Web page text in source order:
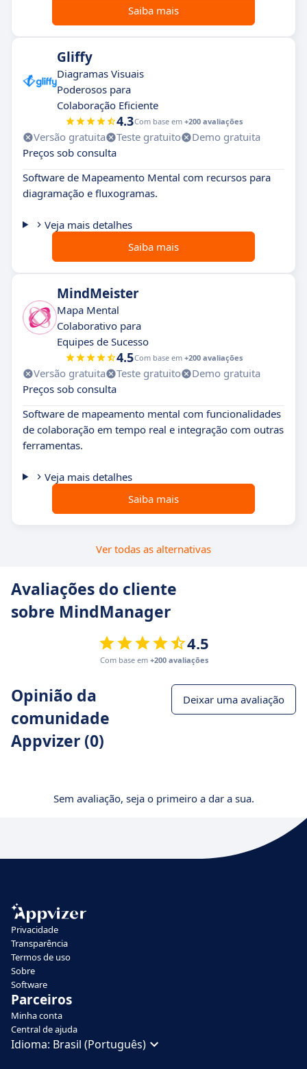
Saiba mais
Gliffy
Diagramas Visuais
Poderosos para
Colaboração Eficiente
4.3Com base em +200 avaliações
Versão gratuita Teste gratuito
Demo gratuita
Preços sob consulta
Software de Mapeamento Mental com recursos para
diagramação e fluxogramas.
Veja mais detalhes
Saiba mais
MindMeister
Mapa Mental
Colaborativo para
Equipes de Sucesso
4.5Com base em +200 avaliações
Versão gratuita Teste gratuito
Demo gratuita
Preços sob consulta
Software de mapeamento mental com funcionalidades
de colaboração em tempo real e integração com outras
ferramentas.
Veja mais detalhes
Saiba mais
Ver todas as alternativas
Avaliações do cliente
sobre MindManager
4.5
Com base em +200 avaliações
Opinião da
comunidade
Appvizer (0)
Deixar uma avaliação
Sem avaliação, seja o primeiro a dar a sua.
Privacidade
Transparência
Termos de uso
Sobre
Software
Parceiros
Minha conta
Central de ajuda
Idioma: Brasil (Português)